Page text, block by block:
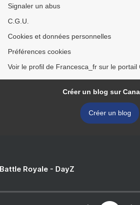
Signaler un abus
C.G.U.
Cookies et données personnelles
Préférences cookies
Voir le profil de Francesca_fr sur le portail
Créer un blog sur
Créer un blog
Royale - DayZ